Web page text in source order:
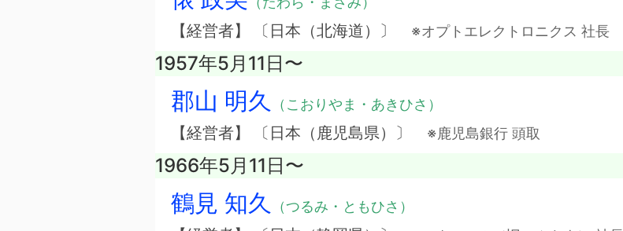
【経営者】 〔日本（北海道）〕 ※オプトエレクトロニクス 社長
1957年5月11日〜
郡山 明久 （こおりやま・あきひさ）
【経営者】 〔日本（鹿児島県）〕 ※鹿児島銀行 頭取
1966年5月11日〜
鶴見 知久 （つるみ・ともひさ）